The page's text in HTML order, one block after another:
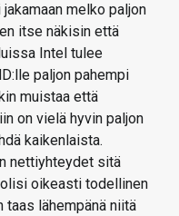
melko paljon
itse näkisin että
Intel tulee
paljon pahempi
muistaa että
on vielä hyvin paljon
kaikenlaista.
nettiyhteydet sitä
oikeasti todellinen
lähempänä niitä